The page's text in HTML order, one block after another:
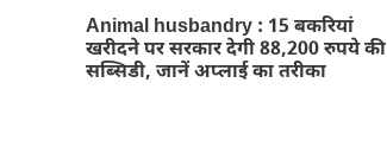
Animal husbandry : 15 बकरियां
खरीदने पर सरकार देगी 88,200 रुपये की
सब्सिडी, जानें अप्लाई का तरीका